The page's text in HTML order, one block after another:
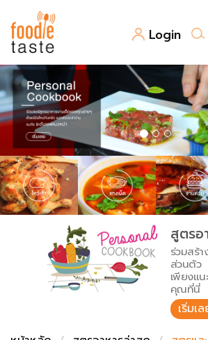
Login
สูตรอาหาร
สูตรอาหารล่าสุด
Top Foodie
พาไปชิม
สารพันก้นครัว
เคล็ดลับน่ารู้
เปรียบเทียบหน่วยการตวง
เปรียบเทียบอุณหภูมิ
เปรียบเทียบน้ำหนักวัตถุดิบ
FoodPedia
สร้าง Cookbook
สูตรอ
ร่วมสร้
ส่วนตัว
เพียงแ
คุณที่นี่
เริ่มเ